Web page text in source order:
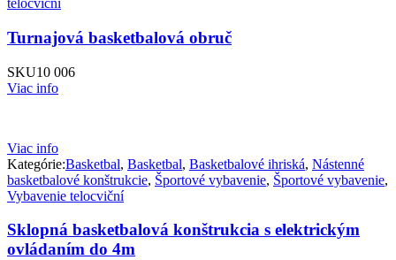
telocviční
Turnajová basketbalová obruč
SKU10 006
Viac info
Viac info
Kategórie:Basketbal, Basketbal, Basketbalové ihriská, Nástenné
basketbalové konštrukcie, Športové vybavenie, Športové vybavenie,
Vybavenie telocviční
Sklopná basketbalová konštrukcia s elektrickým
ovládaním do 4m